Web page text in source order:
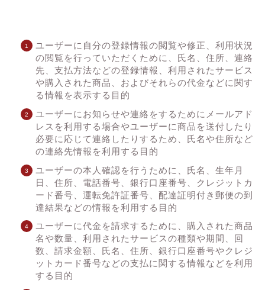
ユーザーに自分の登録情報の閲覧や修正、利用状況
の閲覧を行っていただくために、氏名、住所、連絡
先、支払方法などの登録情報、利用されたサービス
や購入された商品、およびそれらの代金などに関す
る情報を表示する目的
ユーザーにお知らせや連絡をするためにメールアド
レスを利用する場合やユーザーに商品を送付したり
必要に応じて連絡したりするため、氏名や住所など
の連絡先情報を利用する目的
ユーザーの本人確認を行うために、氏名、生年月
日、住所、電話番号、銀行口座番号、クレジットカ
ード番号、運転免許証番号、配達証明付き郵便の到
達結果などの情報を利用する目的
ユーザーに代金を請求するために、購入された商品
名や数量、利用されたサービスの種類や期間、回
数、請求金額、氏名、住所、銀行口座番号やクレジ
ットカード番号などの支払に関する情報などを利用
する目的